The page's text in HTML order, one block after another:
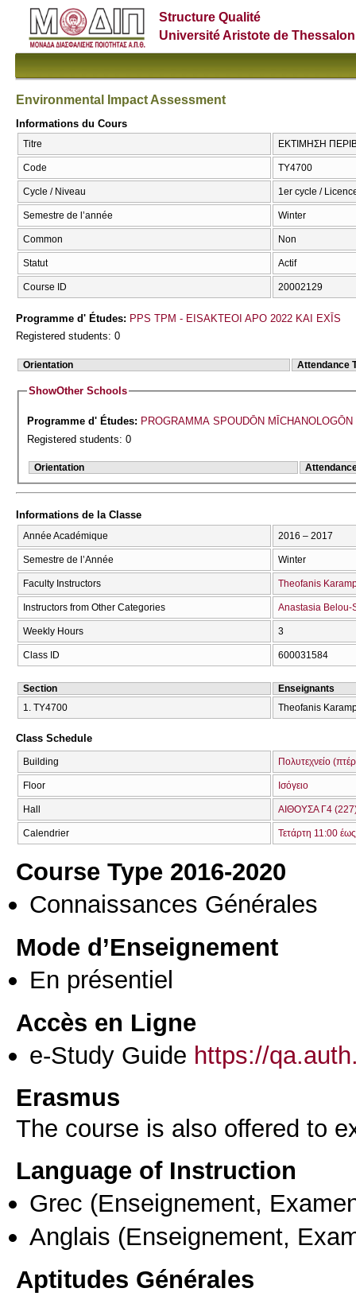
Structure Qualité
Université Aristote de
Environmental Impact Assessment
Informations du Cours
Titre ΕΚΤΙΜΗΣΗ
Code ΤΥ4700
Cycle / Niveau 1er cycle /
Semestre de l’année Winter
Common Non
Statut Actif
Course ID 20002129
Programme d' Études: PPS TPM - EISAKTEOI APO 2022 KAI EXĪS
Registered students: 0
Orientation Attendance
ShowOther Schools
Programme d' Études: PROGRAMMA SPOUDŌN
Registered students: 0
Orientation
Informations de la Classe
Année Académique 2016 – 2017
Semestre de l’Année Winter
Faculty Instructors Theofanis
Instructors from Other Categories Anastasia Belou-
Weekly Hours 3
Class ID 600031584
Section
Enseignants
1. ΤΥ4700
Theofanis
Class Schedule
Building Πολυτεχνείο
Floor Ισόγειο
Hall ΑΙΘΟΥΣΑ Γ4
Calendrier Τετάρτη 11:00
Course Type 2016-2020
Connaissances Générales
Mode d’Enseignement
En présentiel
Accès en Ligne
e-Study Guide https://
Erasmus
The course is also offered to
Language of Instruction
Grec (Enseignement,
Anglais (Enseignement,
Aptitudes Générales